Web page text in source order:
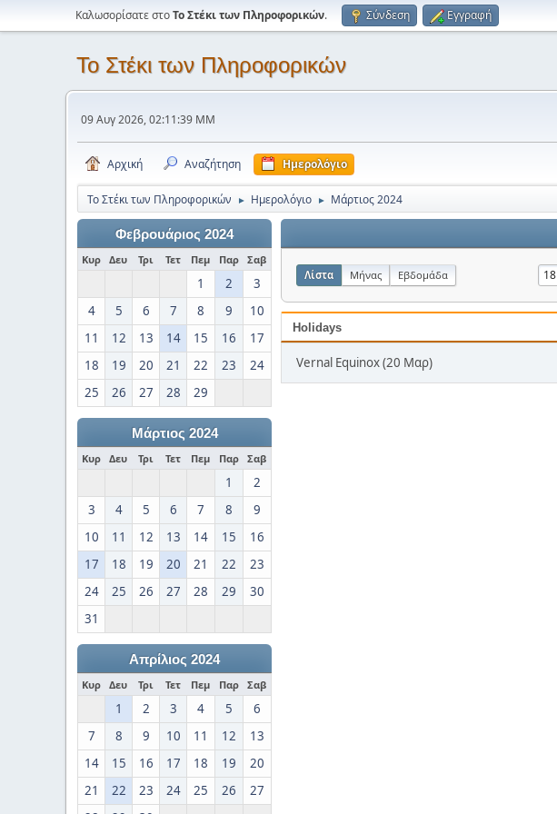
Καλωσορίσατε στοΤο Στέκι των Πληροφορικών. Σύνδεση Εγγραφή
Το Στέκι των Πληροφορικών
09 Αυγ 2026, 02:11:39 ΜΜ
Αρχική Αναζήτηση Ημερολόγιο
Το Στέκι των Πληροφορικών ► Ημερολόγιο ► Μάρτιος 2024
Φεβρουάριος 2024
Κυρ Δευ Τρι Τετ Πεμ Παρ Σαβ
1 2
3
4
5 6 7 8 9
10
11
12 13 14 15 16
17
18
19 20 21 22 23
24
25
26 27 28 29
Μάρτιος 2024
Κυρ Δευ Τρι Τετ Πεμ Παρ Σαβ
1
2
3
4 5 6 7 8
9
10
11 12 13 14 15
16
17
18 19 20 21 22
23
24
25 26 27 28 29
30
31
Απρίλιος 2024
Κυρ Δευ Τρι Τετ Πεμ Παρ Σαβ
1 2 3 4 5
6
7
8 9 10 11 12
13
14
15 16 17 18 19
20
21
22 23 24 25 26
27
Λίστα Μήνας Εβδομάδα
Holidays
Vernal Equinox (20 Μαρ)